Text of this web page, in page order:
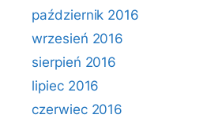
październik 2016
wrzesień 2016
sierpień 2016
lipiec 2016
czerwiec 2016